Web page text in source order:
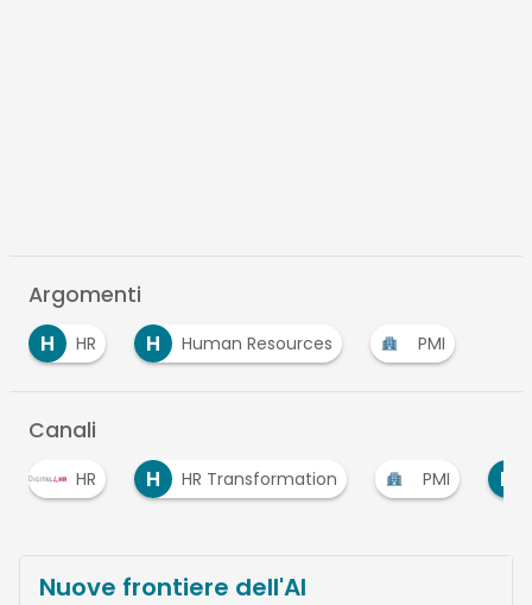
Argomenti
H
HR H Human Resources PMI
Canali
H
HR Transformation PMI P
Professioni
Nuove frontiere dell'AI